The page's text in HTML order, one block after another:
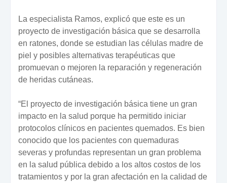
La especialista Ramos, explicó que este es un
proyecto de investigación básica que se desarrolla
en ratones, donde se estudian las células madre de
piel y posibles alternativas terapéuticas que
promuevan o mejoren la reparación y regeneración
de heridas cutáneas.
“El proyecto de investigación básica tiene un gran
impacto en la salud porque ha permitido iniciar
protocolos clínicos en pacientes quemados. Es bien
conocido que los pacientes con quemaduras
severas y profundas representan un gran problema
en la salud pública debido a los altos costos de los
tratamientos y por la gran afectación en la calidad de